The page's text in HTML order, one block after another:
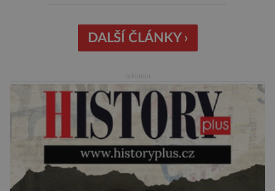
křišťálovou kouli, ze které umělá inteligence
věštila, které technologie v dohledné
Za vším stojí australští výzkumníci, kteří pomocí
umělé inteligence a […]
DALŠÍ ČLÁNKY ›